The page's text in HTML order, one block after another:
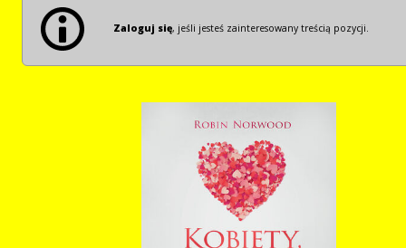
Zaloguj się, jeśli jesteś zainteresowany treścią pozycji.